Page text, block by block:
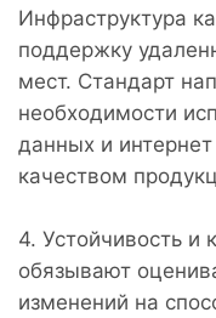
Инфраструктура
поддержку
мест. Стандарт
необходимости
данных и
качеством
4. Устойчивость и
обязывают
изменений на